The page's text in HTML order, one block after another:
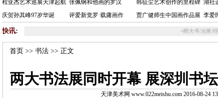
程亚杰艺术巡展天津起航 张佩钢和他画的罗汉 韩征尘艺术创作的里程碑 湖社
庆贺孙其峰97岁华诞
评爱新觉罗·载庸画作 贾广健师生中国画作品展 李爱
快讯: 两大书法展同时开
首页 >>书法 >> 正文
两大书法展同时开幕 展深圳书
天津美术网 www.022meishu.com 2016-08-24